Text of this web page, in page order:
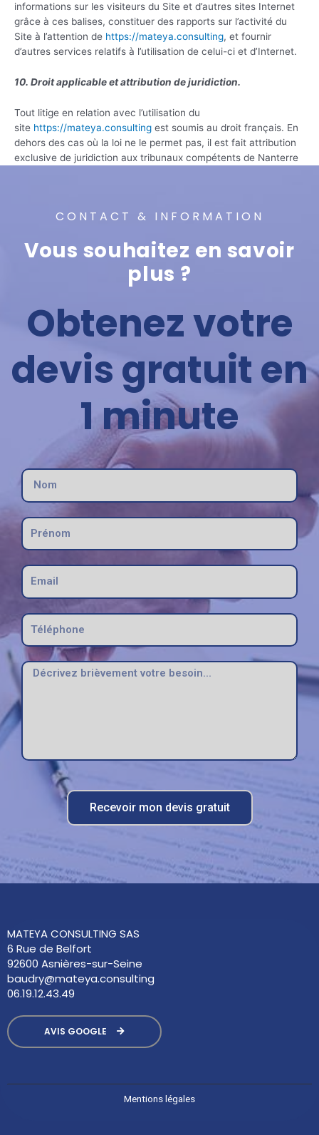
informations sur les visiteurs du Site et d’autres sites Internet
grâce à ces balises, constituer des rapports sur l’activité du
Site à l’attention de https://mateya.consulting, et fournir
d’autres services relatifs à l’utilisation de celui-ci et d’Internet.
10. Droit applicable et attribution de juridiction.
Tout litige en relation avec l’utilisation du
site https://mateya.consulting est soumis au droit français. En
dehors des cas où la loi ne le permet pas, il est fait attribution
exclusive de juridiction aux tribunaux compétents de Nanterre
CONTACT & INFORMATION
Vous souhaitez en savoir
plus ?
Obtenez votre
devis gratuit en
1 minute
Recevoir mon devis gratuit
MATEYA CONSULTING SAS
6 Rue de Belfort
92600 Asnières-sur-Seine
baudry@mateya.consulting
06.19.12.43.49
AVIS GOOGLE
Mentions légales